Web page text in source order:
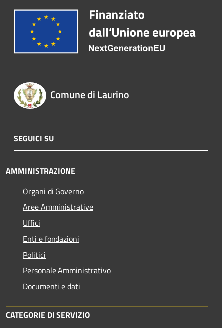
Comune di Laurino
SEGUICI SU
AMMINISTRAZIONE
Organi di Governo
Aree Amministrative
Uffici
Enti e fondazioni
Politici
Personale Amministrativo
Documenti e dati
CATEGORIE DI SERVIZIO